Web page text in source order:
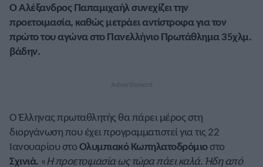
Ο Αλέξανδρος Παπαμιχαήλ συνεχίζει την
προετοιμασία, καθώς μετράει αντίστροφα για τον
πρώτο του αγώνα στο Πανελλήνιο Πρωτάθλημα 35χλμ.
βάδην.
Ο Έλληνας πρωταθλητής θα πάρει μέρος στη
διοργάνωση που έχει προγραμματιστεί για τις 22
Ιανουαρίου στοΟλυμπιακό Κωπηλατοδρόμιοστο
Σχινιά. «Η προετοιμασία ως τώρα πάει καλά. Ήδη από